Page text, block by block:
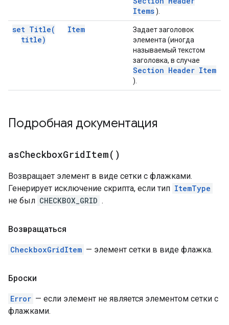
Items).
set Title(
title)
Item
Задает заголовок
элемента (иногда
называемый текстом
заголовка, в случае
Section Header Item
).
Подробная документация
asCheckboxGridItem( )
Возвращает элемент в виде сетки с флажками.
Генерирует исключение скрипта, если тип ItemType
не был CHECKBOX_GRID .
Возвращаться
CheckboxGridItem — элемент сетки в виде флажка.
Броски
Error — если элемент не является элементом сетки с
флажками.